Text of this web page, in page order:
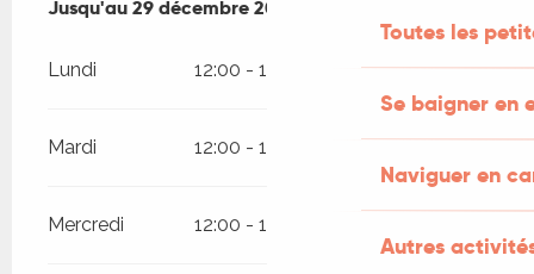
Toutes les
Se baigner en
Naviguer en
Autres
Du2 janvier 2026au29 décembre 2026
Jusqu'au29 décembre 2026
Lundi 12:00 - 14:00 19:00 - 21:30
Mardi 12:00 - 14:00
Mercredi 12:00 - 14:00